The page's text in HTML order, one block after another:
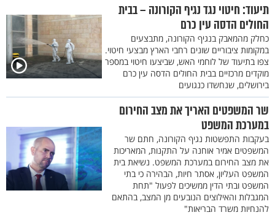
תיעוד: חיטוי נגד נגיף הקורונה – בבית
החולים הדסה עין כרם
כחלק מהמאבק בנגיף הקורונה, מתבצעים
במקומות ציבוריים שונים רחבי הארץ מבצעי חיטוי.
צפו בתיעוד של לוחמי האש, שביצעו חיטוי במספר
מוקדים מרכזיים בבית החולים הדסה עין כרם
בירושלים, שנחשדו כנגועים
שר המשפטים האריך את מצב החירום
במערכת המשפט
בעקבות התפשטות נגיף הקורונה, חתם שר
המשפטים אמיר אוחנה על התקנות, המאריכות
את מצב החירום במערכת המשפט. נשיאת בית
המשפט העליון, אסתר חיות, הבהירה כי בתי
המשפט ובתי הדין ממשיכים לפעול "תחת
המגבלות והאילוצים הנובעים מן המצב, בהתאם
להנחיות משרד הבריאות"